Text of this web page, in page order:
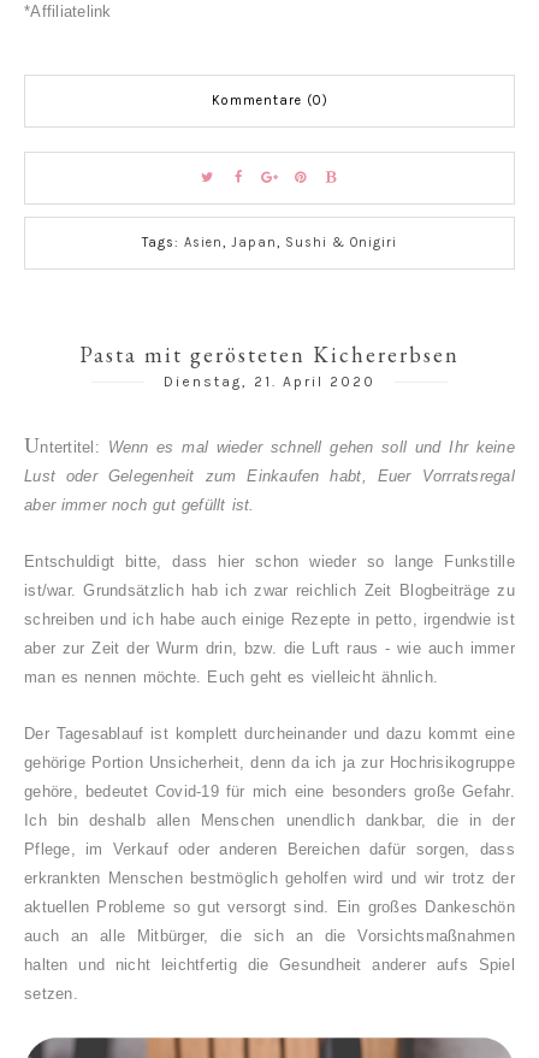
*Affiliatelink
Kommentare (0)
Tags: Asien, Japan, Sushi & Onigiri
Pasta mit gerösteten Kichererbsen
Dienstag, 21. April 2020
Untertitel: Wenn es mal wieder schnell gehen soll und Ihr keine
Lust oder Gelegenheit zum Einkaufen habt, Euer Vorrratsregal
aber immer noch gut gefüllt ist.
Entschuldigt bitte, dass hier schon wieder so lange Funkstille
ist/war. Grundsätzlich hab ich zwar reichlich Zeit Blogbeiträge zu
schreiben und ich habe auch einige Rezepte in petto, irgendwie ist
aber zur Zeit der Wurm drin, bzw. die Luft raus - wie auch immer
man es nennen möchte. Euch geht es vielleicht ähnlich.
Der Tagesablauf ist komplett durcheinander und dazu kommt eine
gehörige Portion Unsicherheit, denn da ich ja zur Hochrisikogruppe
gehöre, bedeutet Covid-19 für mich eine besonders große Gefahr.
Ich bin deshalb allen Menschen unendlich dankbar, die in der
Pflege, im Verkauf oder anderen Bereichen dafür sorgen, dass
erkrankten Menschen bestmöglich geholfen wird und wir trotz der
aktuellen Probleme so gut versorgt sind. Ein großes Dankeschön
auch an alle Mitbürger, die sich an die Vorsichtsmaßnahmen
halten und nicht leichtfertig die Gesundheit anderer aufs Spiel
setzen.